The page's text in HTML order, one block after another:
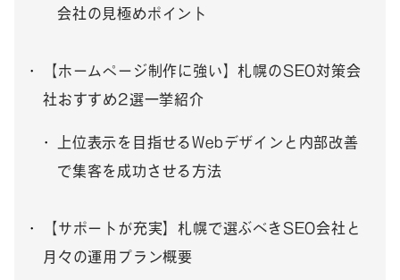
会社の見極めポイント
【ホームページ制作に強い】札幌のSEO対策会
社おすすめ2選一挙紹介
上位表示を目指せるWebデザインと内部改善
で集客を成功させる方法
【サポートが充実】札幌で選ぶべきSEO会社と
月々の運用プラン概要